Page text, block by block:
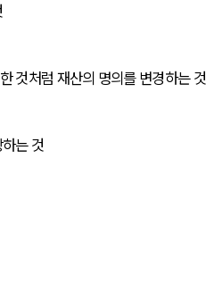
것처럼 재산의 명의를 변경하는 것
는 것